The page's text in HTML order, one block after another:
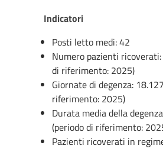
Indicatori
Posti letto medi: 42
Numero pazienti
di riferimento: 2025)
Giornate di degenza:
riferimento: 2025)
Durata media della
(periodo di riferimento:
Pazienti ricoverati in